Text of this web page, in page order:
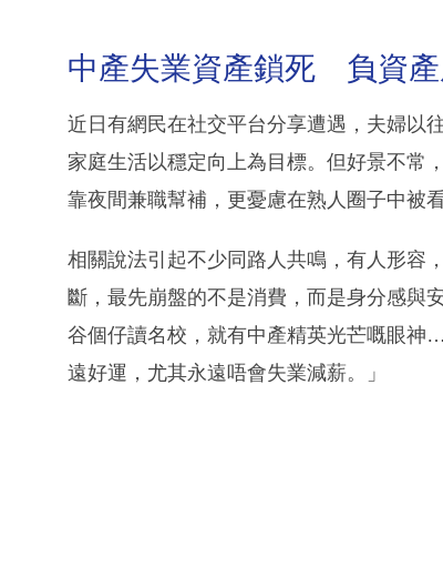
中產失業資產鎖死 負資產
近日有網民在社交平台分享遭遇，夫婦以
家庭生活以穩定向上為目標。但好景不常
靠夜間兼職幫補，更憂慮在熟人圈子中被
相關說法引起不少同路人共鳴，有人形容
斷，最先崩盤的不是消費，而是身分感與
谷個仔讀名校，就有中產精英光芒嘅眼
遠好運，尤其永遠唔會失業減薪。」